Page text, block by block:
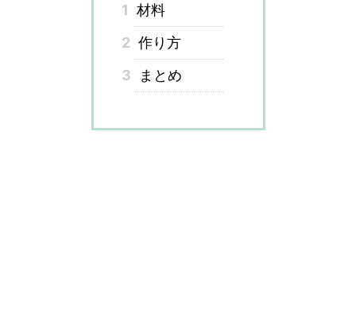
1 材料
2 作り方
3
まとめ